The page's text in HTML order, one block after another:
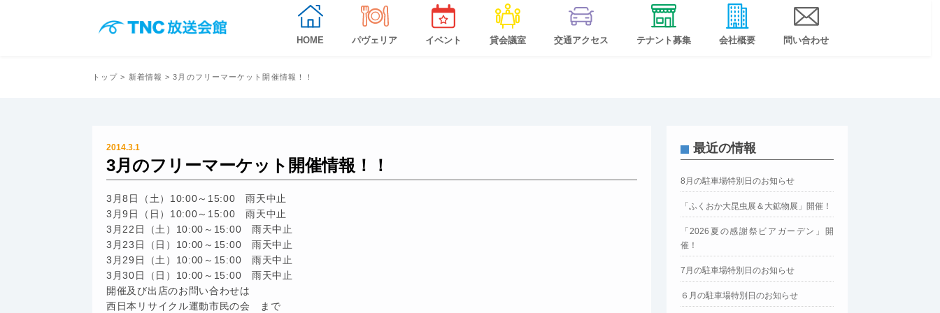
HOME パヴェリア イベント 貸会議室 交通アクセス テナント募集 会社概要 問い合わせ
トップ > 新着情報 > 3月のフリーマーケット開催情報！！
2014.3.1
3月のフリーマーケット開催情報！！
3月8日（土）10:00～15:00 雨天中止
3月9日（日）10:00～15:00 雨天中止
3月22日（土）10:00～15:00 雨天中止
3月23日（日）10:00～15:00 雨天中止
3月29日（土）10:00～15:00 雨天中止
3月30日（日）10:00～15:00 雨天中止
開催及び出店のお問い合わせは
西日本リサイクル運動市民の会 まで
最近の情報
8月の駐車場特別日のお知らせ
「ふくおか大昆虫展＆大鉱物展」開催！
「2026夏の感謝祭ビアガーデン」開
催！
7月の駐車場特別日のお知らせ
６月の駐車場特別日のお知らせ